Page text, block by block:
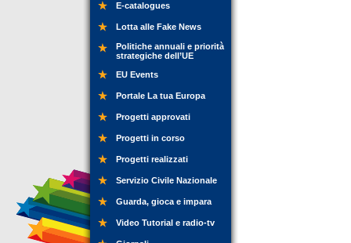
E-catalogues
Lotta alle Fake News
Politiche annuali e priorità
strategiche dell’UE
EU Events
Portale La tua Europa
Progetti approvati
Progetti in corso
Progetti realizzati
Servizio Civile Nazionale
Guarda, gioca e impara
Video Tutorial e radio-tv